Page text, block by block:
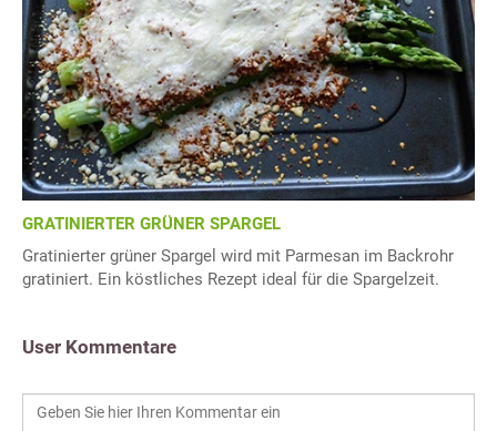
GRATINIERTER GRÜNER SPARGEL
Gratinierter grüner Spargel wird mit Parmesan im Backrohr
gratiniert. Ein köstliches Rezept ideal für die Spargelzeit.
User Kommentare